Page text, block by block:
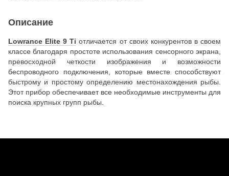
Описание
Lowrance Elite 9 Ti отличается от своих конкурентов в своем
классе благодаря простоте использования сенсорного экрана,
превосходной четкости изображения и возможности
беспроводного подключения, которые вместе способствуют
быстрому и простому определению местонахождения рыбы.
Этот прибор обеспечивает все необходимые инструменты для
поиска крупных групп рыбы.